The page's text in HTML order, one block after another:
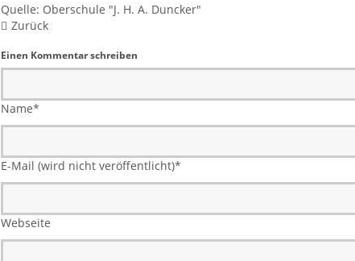
Quelle: Oberschule "J. H. A. Duncker"
Zurück
Einen Kommentar schreiben
Name*
E-Mail (wird nicht veröffentlicht)*
Webseite